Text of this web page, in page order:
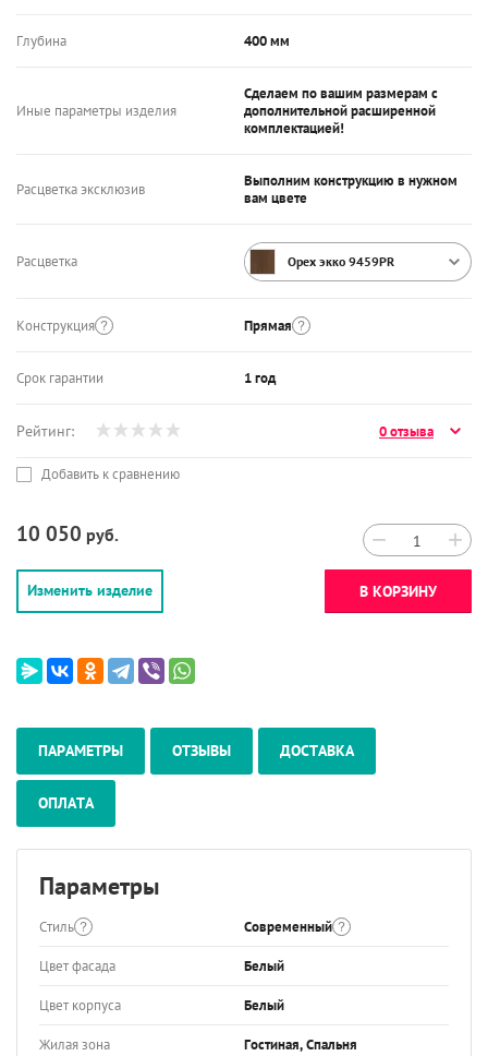
Глубина 400 мм
Иные параметры изделия
Сделаем по вашим размерам с
дополнительной расширенной
комплектацией!
Расцветка эксклюзив
Выполним конструкцию в нужном
вам цвете
Расцветка Орех экко 9459PR
Конструкция Прямая
Срок гарантии 1 год
Рейтинг: 0 отзыва
Добавить к сравнению
10 050 руб. − +
Изменить изделие В КОРЗИНУ
ПАРАМЕТРЫ ОТЗЫВЫ ДОСТАВКА
ОПЛАТА
Параметры
Стиль Современный
Цвет фасада Белый
Цвет корпуса Белый
Жилая зона Гостиная, Спальня